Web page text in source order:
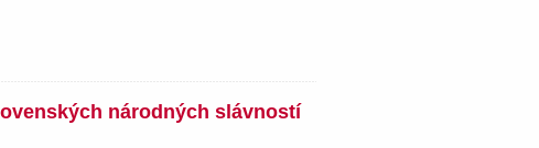
národných slávností